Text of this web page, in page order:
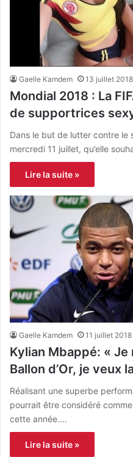
Gaelle Kamdem 13 juillet 2018
Mondial 2018 : La
de supportrices
Dans le but de lutter contre le
mercredi 11 juillet, qu’elle
Lire la suite »
Gaelle Kamdem 11 juillet 2018
Kylian Mbappé: « Je
Ballon d’Or, je veux
Réalisant une superbe
pourrait être considéré
cette année.…
Lire la suite »